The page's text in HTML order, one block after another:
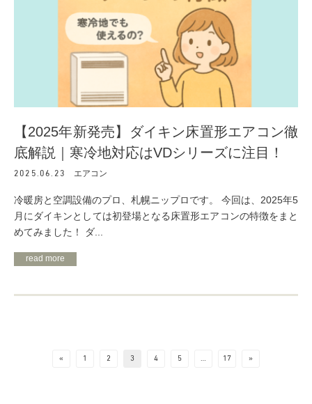
【2025年新発売】ダイキン床置形エアコン徹
底解説｜寒冷地対応はVDシリーズに注目！
2025.06.23 エアコン
冷暖房と空調設備のプロ、札幌ニップロです。 今回は、2025年5
月にダイキンとしては初登場となる床置形エアコンの特徴をまと
めてみました！ ダ...
read more
« 1 2 3 4 5 17 »